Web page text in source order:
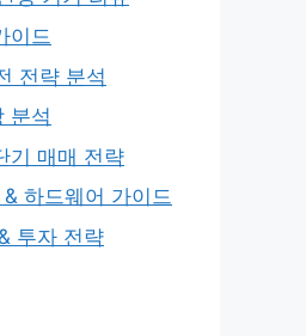
이드
전략 분석
분석
기 매매 전략
하드웨어 가이드
투자 전략